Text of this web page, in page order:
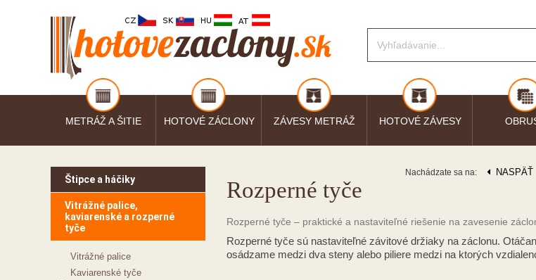
METRÁŽ A ŠITIE HOTOVÉ ZÁCLONY ZÁVESY METRÁŽ HOTOVÉ ZÁVESY
Štipce a háčiky
Vitrážné palice,
kaviarenské a rozperné
tyče
Vitrážné palice
Kaviarenské tyče
Nachádzate sa na: NASPÄŤ
Rozperné tyče
Rozperné tyče – praktické a nastaviteľné riešenie na zavesenie
Rozperné tyče sú nastaviteľné závitové držiaky na záclonu.
osádzame medzi dva steny alebo piliere medzi na ktorých